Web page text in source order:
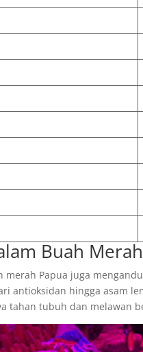
Buah
merah Papua juga
antioksidan hingga asam
tahan tubuh dan melawan